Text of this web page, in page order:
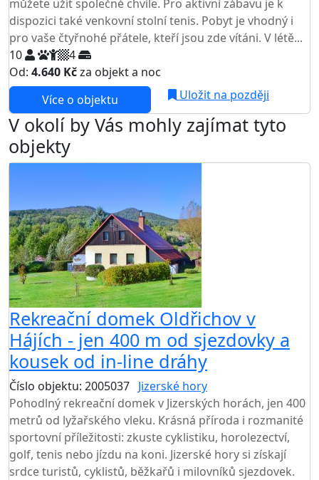
můžete užít společné chvíle. Pro aktivní zábavu je k
dispozici také venkovní stolní tenis. Pobyt je vhodný i
pro vaše čtyřnohé přátele, kteří jsou zde vítáni. V létě...
10
4
Od: 4.640 Kčza objekt a noc
Více o objektu
Uložit na později
V okolí by Vás mohly zajímat tyto
objekty
Rekreační domek Oldřichov v
Hájích - jen 400 m od sjezdovky a
kousek od in-line dráhy
Číslo objektu: 2005037 Jizerské hory
Pohodlný rekreační domek v Jizerských horách, jen 400
metrů od lyžařského vleku. Krásná příroda i rozmanité
sportovní příležitosti: zkuste cyklistiku, horolezectví,
golf, tenis nebo jízdu na koni. Jizerské hory si získají
srdce turistů, cyklistů, běžkařů i milovníků sjezdovek.